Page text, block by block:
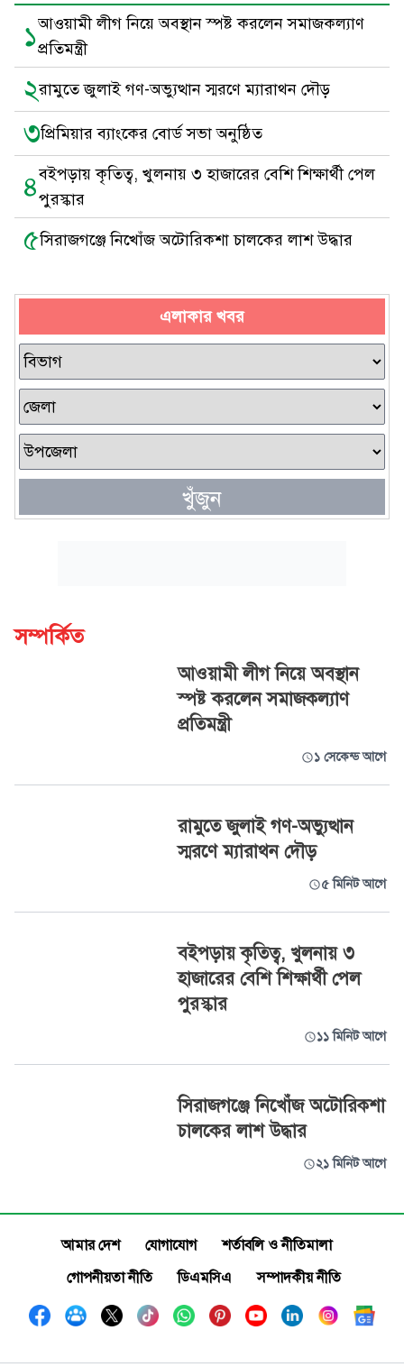
১আওয়ামী লীগ নিয়ে অবস্থান স্পষ্ট করলেন সমাজকল্যাণ
প্রতিমন্ত্রী
২রামুতে জুলাই গণ-অভ্যুত্থান স্মরণে ম্যারাথন দৌড়
৩প্রিমিয়ার ব্যাংকের বোর্ড সভা অনুষ্ঠিত
৪বইপড়ায় কৃতিত্ব, খুলনায় ৩ হাজারের বেশি শিক্ষার্থী পেল
পুরস্কার
৫সিরাজগঞ্জে নিখোঁজ অটোরিকশা চালকের লাশ উদ্ধার
এলাকার খবর
খুঁজুন
সম্পর্কিত
আওয়ামী লীগ নিয়ে অবস্থান
স্পষ্ট করলেন সমাজকল্যাণ
প্রতিমন্ত্রী
১ সেকেন্ড আগে
রামুতে জুলাই গণ-অভ্যুত্থান
স্মরণে ম্যারাথন দৌড়
৫ মিনিট আগে
বইপড়ায় কৃতিত্ব, খুলনায় ৩
হাজারের বেশি শিক্ষার্থী পেল
পুরস্কার
১১ মিনিট আগে
সিরাজগঞ্জে নিখোঁজ অটোরিকশা
চালকের লাশ উদ্ধার
২১ মিনিট আগে
আমার দেশ যোগাযোগ
শর্তাবলি ও নীতিমালা
গোপনীয়তা নীতি
ডিএমসিএ সম্পাদকীয় নীতি